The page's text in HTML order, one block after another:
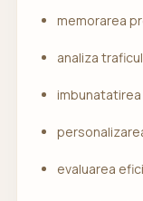
memorarea
analiza
evaluarea